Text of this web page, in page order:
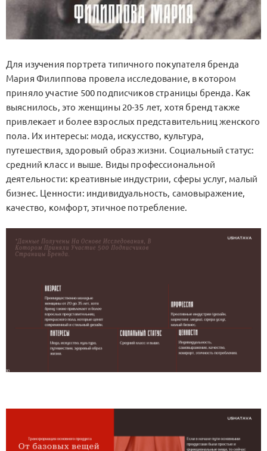
Для изучения портрета типичного покупателя бренда
Мария Филиппова провела исследование, в котором
приняло участие 500 подписчиков страницы бренда. Как
выяснилось, это женщины 20-35 лет, хотя бренд также
привлекает и более взрослых представительниц женского
пола. Их интересы: мода, искусство, культура,
путешествия, здоровый образ жизни. Социальный статус:
средний класс и выше. Виды профессиональной
деятельности: креативные индустрии, сферы услуг, малый
бизнес. Ценности: индивидуальность, самовыражение,
качество, комфорт, этичное потребление.